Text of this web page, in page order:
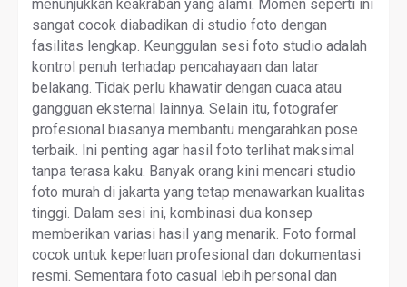
menunjukkan keakraban yang alami. Momen seperti ini
sangat cocok diabadikan di studio foto dengan
fasilitas lengkap. Keunggulan sesi foto studio adalah
kontrol penuh terhadap pencahayaan dan latar
belakang. Tidak perlu khawatir dengan cuaca atau
gangguan eksternal lainnya. Selain itu, fotografer
profesional biasanya membantu mengarahkan pose
terbaik. Ini penting agar hasil foto terlihat maksimal
tanpa terasa kaku. Banyak orang kini mencari studio
foto murah di jakarta yang tetap menawarkan kualitas
tinggi. Dalam sesi ini, kombinasi dua konsep
memberikan variasi hasil yang menarik. Foto formal
cocok untuk keperluan profesional dan dokumentasi
resmi. Sementara foto casual lebih personal dan